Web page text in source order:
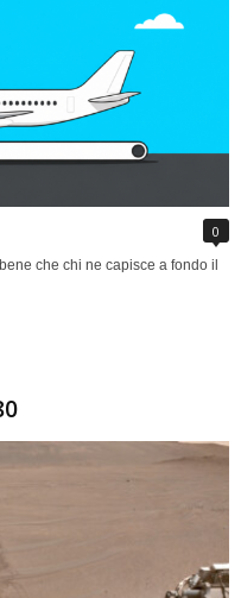
0
che chi ne capisce a fondo il